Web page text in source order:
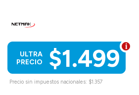
$1.499
ULTRA
PRECIO
Precio sin impuestos nacionales: $1.357